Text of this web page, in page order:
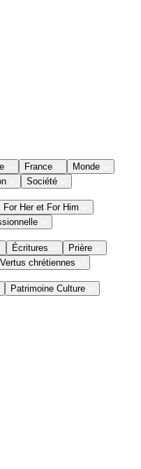
France
Monde
Société
For Her et For Him
Écritures
Prière
Vertus chrétiennes
Patrimoine Culture